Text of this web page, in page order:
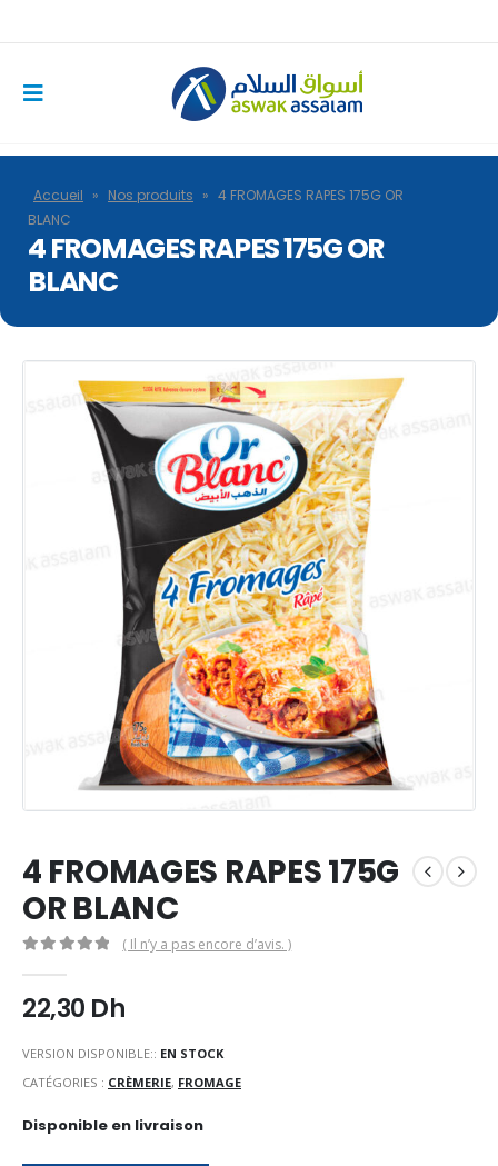
Accueil » Nos produits » 4 FROMAGES RAPES 175G OR
BLANC
4 FROMAGES RAPES 175G OR
BLANC
4 FROMAGES RAPES 175G
OR BLANC
( Il n’y a pas encore d’avis. )
22,30 Dh
VERSION DISPONIBLE:: EN STOCK
CATÉGORIES : CRÈMERIE, FROMAGE
Disponible en livraison